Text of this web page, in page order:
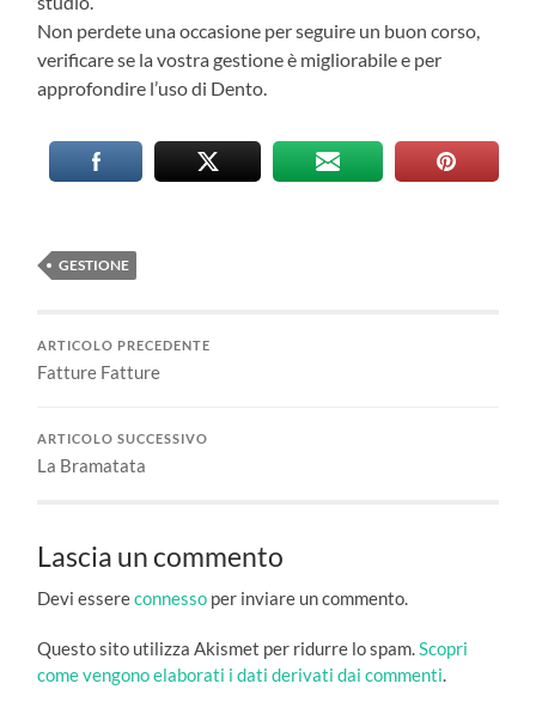
Non perdete una occasione per seguire un buon corso,
verificare se la vostra gestione è migliorabile e per
approfondire l’uso di Dento.
GESTIONE
ARTICOLO PRECEDENTE
Fatture Fatture
ARTICOLO SUCCESSIVO
La Bramatata
Lascia un commento
Devi essereconnesso per inviare un commento.
Questo sito utilizza Akismet per ridurre lo spam. Scopri
come vengono elaborati i dati derivati dai commenti